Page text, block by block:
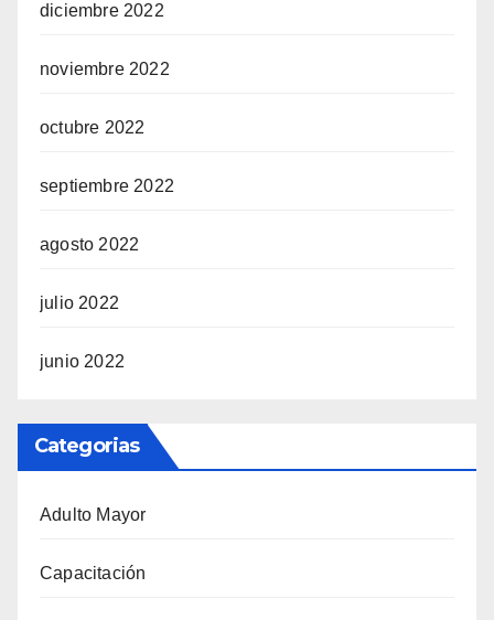
diciembre 2022
noviembre 2022
octubre 2022
septiembre 2022
agosto 2022
julio 2022
junio 2022
Categorias
Adulto Mayor
Capacitación